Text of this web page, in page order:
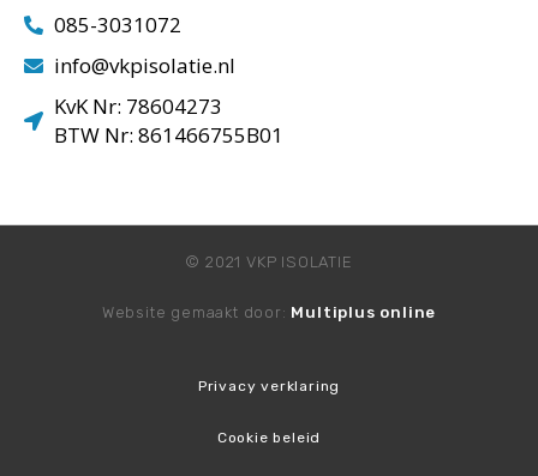
085-3031072
info@vkpisolatie.nl
KvK Nr: 78604273
BTW Nr: 861466755B01
© 2021 VKP ISOLATIE
Website gemaakt door: Multiplus online
Privacy verklaring
Cookie beleid